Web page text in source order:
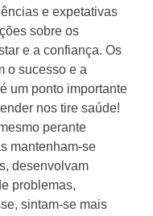
e expetativas
sobre os
e a confiança. Os
o sucesso e a
um ponto importante
nos tire saúde!
perante
mantenham-se
desenvolvam
problemas,
sintam-se mais